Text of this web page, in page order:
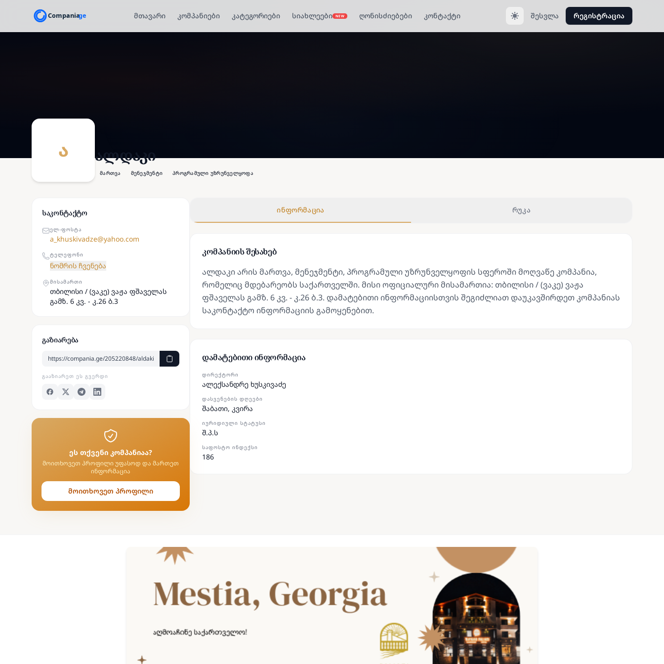
მთავარი კომპანიები კატეგორიები სიახლეები NEW ღონისძიებები კონტაქტი შესვლა რეგისტრაცია
ა ალდაკი
მართვა მენეჯმენტი პროგრამული უზრუნველყოფა
საკონტაქტო
ᲔᲚ-ᲤᲝᲡᲢᲐ
a_khuskivadze@yahoo.com
ᲢᲔᲚᲔᲤᲝᲜᲘ
ნომრის ჩვენება
ᲛᲘᲡᲐᲛᲐᲠᲗᲘ
თბილისი / (ვაკე) ვაჟა ფშაველას
გამზ. 6 კვ. - კ.26 ბ.3
გაზიარება
ᲒᲐᲐᲖᲘᲐᲠᲔᲗ ᲔᲡ ᲒᲕᲔᲠᲓᲘ
ეს თქვენი კომპანიაა?
მოითხოვეთ პროფილი უფასოდ და მართეთ
ინფორმაცია
მოითხოვეთ პროფილი
ინფორმაცია რუკა
კომპანიის შესახებ
ალდაკი არის მართვა, მენეჯმენტი, პროგრამული უზრუნველყოფის სფეროში მოღვაწე კომპანია,
რომელიც მდებარეობს საქართველში. მისი ოფიციალური მისამართია: თბილისი / (ვაკე) ვაჟა
ფშაველას გამზ. 6 კვ. - კ.26 ბ.3. დამატებითი ინფორმაციისთვის შეგიძლიათ დაუკავშირდეთ კომპანიას
საკონტაქტო ინფორმაციის გამოყენებით.
დამატებითი ინფორმაცია
ᲓᲘᲠᲔᲥᲢᲝᲠᲘ
ალექსანდრე ხუსკივაძე
ᲓᲐᲡᲕᲔᲜᲔᲑᲘᲡ ᲓᲦᲔᲔᲑᲘ
შაბათი, კვირა
ᲘᲣᲠᲘᲓᲘᲣᲚᲘ ᲡᲢᲐᲢᲣᲡᲘ
შ.პ.ს
ᲡᲐᲤᲝᲡᲢᲝ ᲘᲜᲓᲔᲥᲡᲘ
186